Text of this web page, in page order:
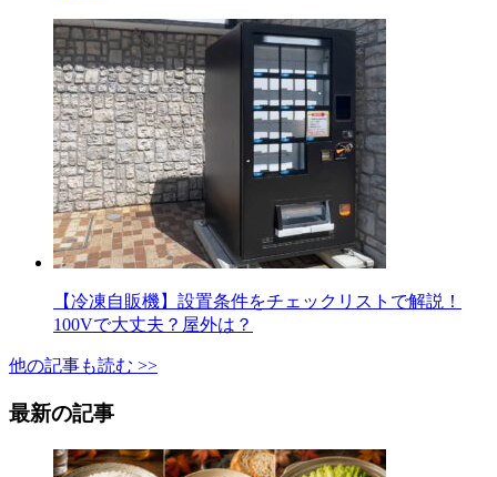
【冷凍自販機】設置条件をチェックリストで解説！
100Vで大丈夫？屋外は？
他の記事も読む >>
最新の記事